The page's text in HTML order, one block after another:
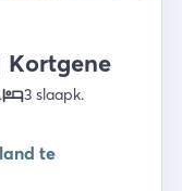
Kortgene
3 slaapk.
te